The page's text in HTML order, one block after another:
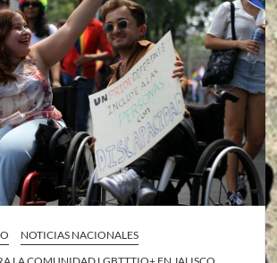
NOTICIAS NACIONALES